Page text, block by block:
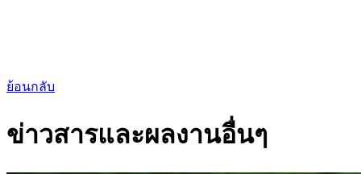
ย้อนกลับ
ข่าวสารและผลงานอื่นๆ